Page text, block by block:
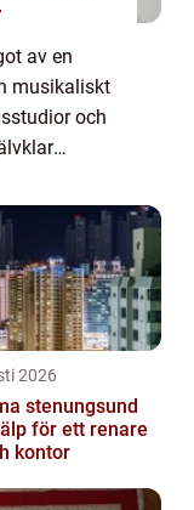
av en
musikaliskt
och
tydl...
2026
stenungsund
för ett renare
kontor